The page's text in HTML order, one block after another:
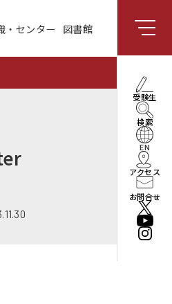
・センター 図書館
ッセー
受験生
検索
EN
アクセス
お問合せ